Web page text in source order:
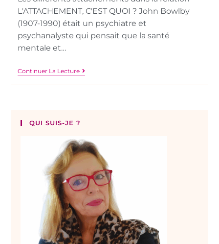
L'ATTACHEMENT, C'EST QUOI ? John Bowlby
(1907-1990) était un psychiatre et
psychanalyste qui pensait que la santé
mentale et…
Continuer La Lecture
QUI SUIS-JE ?